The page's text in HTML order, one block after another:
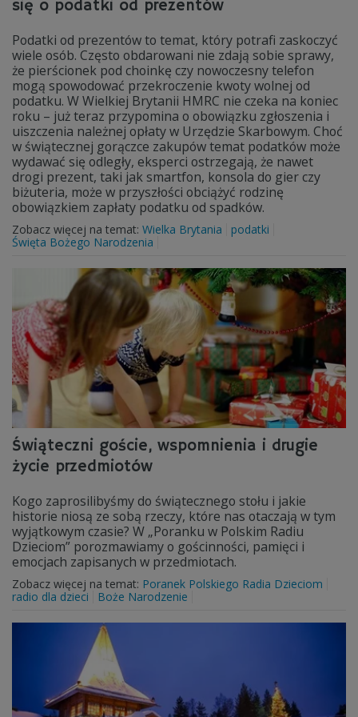
się o podatki od prezentów
Podatki od prezentów to temat, który potrafi zaskoczyć
wiele osób. Często obdarowani nie zdają sobie sprawy,
że pierścionek pod choinkę czy nowoczesny telefon
mogą spowodować przekroczenie kwoty wolnej od
podatku. W Wielkiej Brytanii HMRC nie czeka na koniec
roku – już teraz przypomina o obowiązku zgłoszenia i
uiszczenia należnej opłaty w Urzędzie Skarbowym. Choć
w świątecznej gorączce zakupów temat podatków może
wydawać się odległy, eksperci ostrzegają, że nawet
drogi prezent, taki jak smartfon, konsola do gier czy
biżuteria, może w przyszłości obciążyć rodzinę
obowiązkiem zapłaty podatku od spadków.
Zobacz więcej na temat: Wielka Brytania
podatki
Święta Bożego Narodzenia
Świąteczni goście, wspomnienia i drugie
życie przedmiotów
Kogo zaprosilibyśmy do świątecznego stołu i jakie
historie niosą ze sobą rzeczy, które nas otaczają w tym
wyjątkowym czasie? W „Poranku w Polskim Radiu
Dzieciom” porozmawiamy o gościnności, pamięci i
emocjach zapisanych w przedmiotach.
Zobacz więcej na temat: Poranek Polskiego Radia Dzieciom
radio dla dzieci
Boże Narodzenie